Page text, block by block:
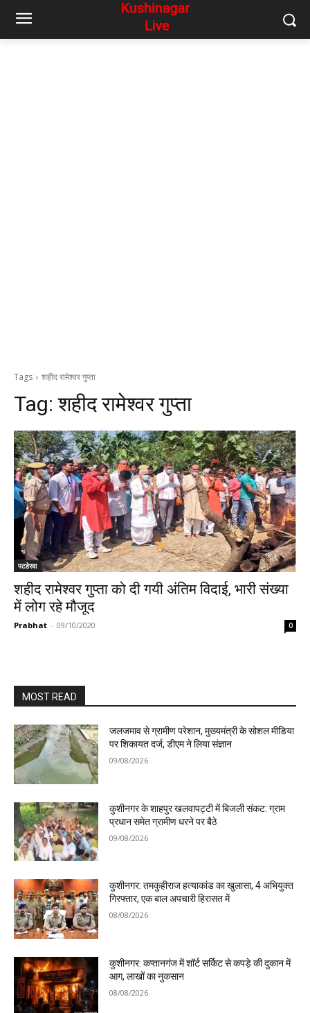
Tags शहीद रामेश्वर गुप्ता
Tag:शहीद रामेश्वर गुप्ता
पटहेरवा
शहीद रामेश्वर गुप्ता को दी गयी अंतिम विदाई, भारी संख्या
में लोग रहे मौजूद
Prabhat - 09/10/2020 0
MOST READ
जलजमाव से ग्रामीण परेशान, मुख्यमंत्री के सोशल मीडिया
पर शिकायत दर्ज, डीएम ने लिया संज्ञान
09/08/2026
कुशीनगर के शाहपुर खलवापट्टी में बिजली संकट: ग्राम
प्रधान समेत ग्रामीण धरने पर बैठे
09/08/2026
कुशीनगर: तमकुहीराज हत्याकांड का खुलासा, 4 अभियुक्त
गिरफ्तार, एक बाल अपचारी हिरासत में
08/08/2026
कुशीनगर: कप्तानगंज में शॉर्ट सर्किट से कपड़े की दुकान में
आग, लाखों का नुकसान
08/08/2026